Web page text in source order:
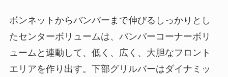
ボンネットからバンパーまで伸びるしっかりとし
たセンターボリュームは、バンパーコーナーボリ
ュームと連動して、低く、広く、大胆なフロント
エリアを作り出す。下部グリルバーはダイナミッ